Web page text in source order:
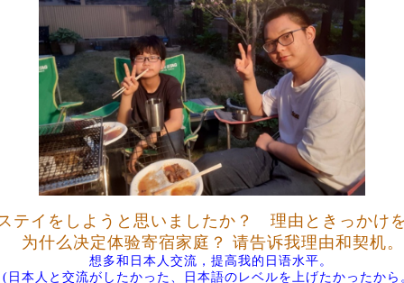
テイをしようと思いましたか？ 理由ときっかけ
为什么决定体验寄宿家庭？ 请告诉我理由和契机。
想多和日本人交流，提高我的日 语水平。
日本人と交流がしたかった、日本語のレベルを上げたかったから